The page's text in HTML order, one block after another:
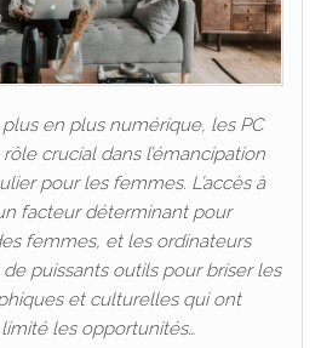
en plus numérique, les PC
crucial dans l’émancipation
pour les femmes. L’accès à
facteur déterminant pour
femmes, et les ordinateurs
puissants outils pour briser les
et culturelles qui ont
les opportunités…